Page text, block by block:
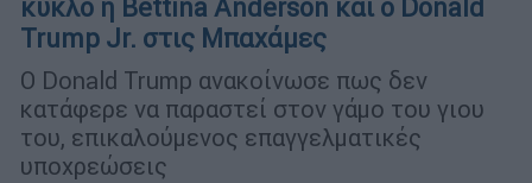
κύκλο η Bettina Anderson και ο Donald
Trump Jr. στις Μπαχάμες
Ο Donald Trump ανακοίνωσε πως δεν
κατάφερε να παραστεί στον γάμο του γιου
του, επικαλούμενος επαγγελματικές
υποχρεώσεις